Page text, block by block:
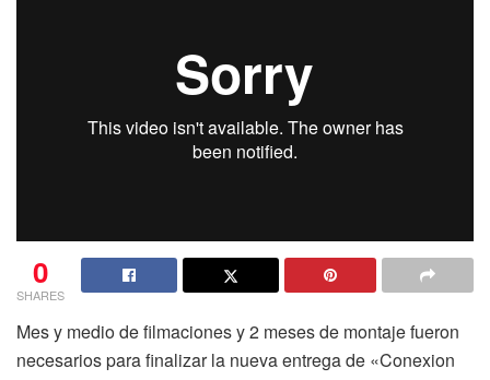
0
SHARES
Mes y medio de filmaciones y 2 meses de montaje fueron
necesarios para finalizar la nueva entrega de «Conexion